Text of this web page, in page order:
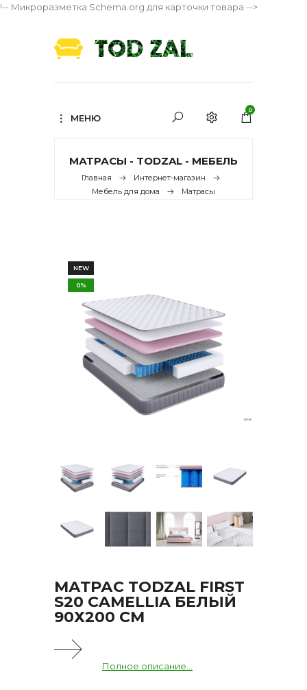
!-- Микроразметка Schema.org для карточки товара -->
МЕНЮ
0
МАТРАСЫ - TODZAL - МЕБЕЛЬ
Главная
Интернет-магазин
Мебель для дома
Матрасы
NEW
0%
МАТРАС TODZAL FIRST
S20 CAMELLIA БЕЛЫЙ
90Х200 СМ
Полное описание...